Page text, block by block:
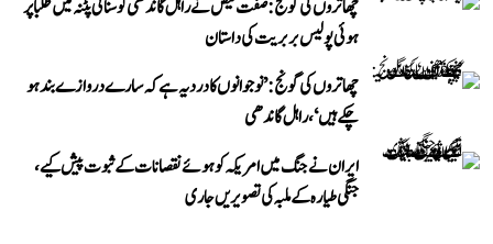
چھاتروں کی گونج: صفت فیض نے راہل گاندھی کو سنائی پٹنہ میں طلبا پر
ہوئی پولیس بربریت کی داستان
چھاتروں کی گونج: ’نوجوانوں کا درد یہ ہے کہ سارے دروازے بند ہو
چکے ہیں‘، راہل گاندھی
ایران نے جنگ میں امریکہ کو ہوئے نقصانات کے ثبوت پیش کیے،
جنگی طیارہ کے ملبہ کی تصویریں جاری